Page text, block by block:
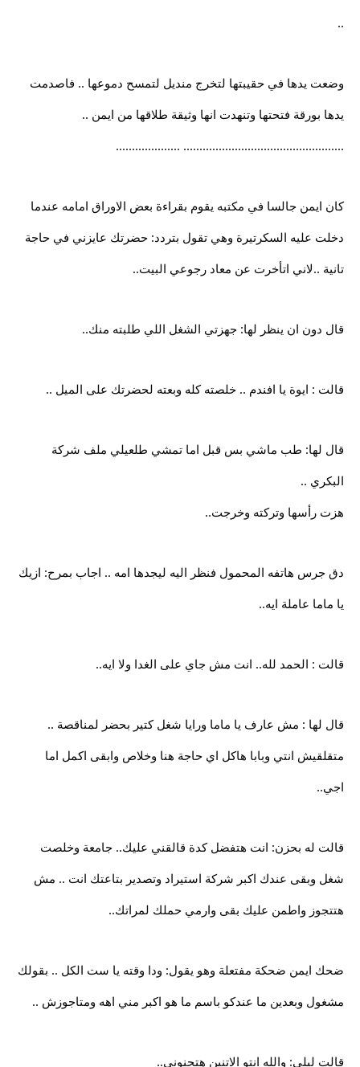
..
وضعت يدها في حقيبتها لتخرج منديل لتمسح دموعها .. فاصدمت
يدها بورقة فتحتها وتنهدت انها وثيقة طلاقها من ايمن ..
.................................................. ....................
كان ايمن جالسا في مكتبه يقوم بقراءة بعض الاوراق امامه عندما
دخلت عليه السكرتيرة وهي تقول بتردد: حضرتك عايزني في حاجة
تانية ..لاني اتأخرت عن معاد رجوعي البيت..
قال دون ان ينظر لها: جهزتي الشغل اللي طلبته منك..
قالت : ايوة يا افندم .. خلصته كله وبعته لحضرتك على الميل ..
قال لها: طب ماشي بس قبل اما تمشي طلعيلي ملف شركة
البكري ..
هزت رأسها وتركته وخرجت..
دق جرس هاتفه المحمول فنظر اليه ليجدها امه .. اجاب بمرح: ازيك
يا ماما عاملة ايه..
قالت : الحمد لله.. انت مش جاي على الغدا ولا ايه..
قال لها : مش عارف يا ماما ورايا شغل كتير بحضر لمناقصة ..
متقلقيش انتي وبابا هاكل اي حاجة هنا وخلاص وابقى اكمل اما
اجي..
قالت له بحزن: انت هتفضل كدة قالقني عليك.. جامعة وخلصت
شغل وبقى عندك اكبر شركة استيراد وتصدير بتاعتك انت .. مش
هتتجوز واطمن عليك بقى وارمي حملك لمراتك..
ضحك ايمن ضحكة مفتعلة وهو يقول: ودا وقته يا ست الكل .. بقولك
مشغول وبعدين ما عندكو باسم ما هو اكبر مني اهه ومتاجوزش ..
قالت ليلى: والله انتو الاتنين هتجنوني..